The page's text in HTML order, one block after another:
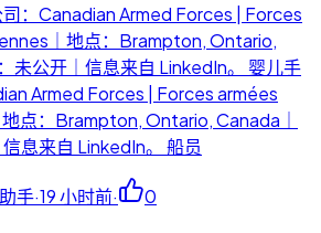
：Canadian Armed Forces | Forces
｜地点：Brampton, Ontario,
未公开｜信息来自 LinkedIn。 婴儿手
Armed Forces | Forces armées
点：Brampton, Ontario, Canada｜
息来自 LinkedIn。 船员
手·19 小时前· 0